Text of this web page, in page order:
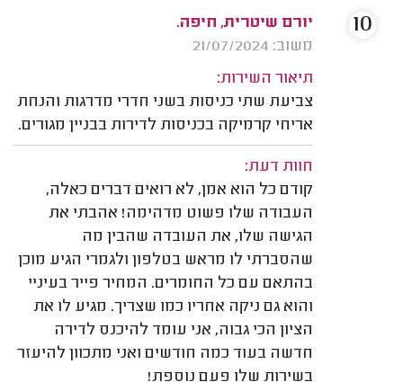
יורם שיטרית, חיפה.
משוב: 21/07/2024
תיאור השירות:
צביעת שתי כניסות בשני חדרי מדרגות והנחת
אריחי קרמיקה בכניסות לדירות בבניין מגורים.
חוות דעת:
קודם כל הוא אמן, לא רואים דברים כאלה,
העבודה שלו פשוט מדהימה! אהבתי את
הגישה שלו, את העובדה שהבין מה
שהסברתי לו מראש בטלפון ולגמרי הגיע מוכן
בהתאם עם כל החומרים. המחיר פייר בעיניי
והוא גם ניקה אחריו כמו שצריך. מגיע לו את
הציון הכי גבוה, אני עומד להיכנס לדירה
חדשה בעוד כמה חודשים ואני מתכוון להיעזר
בשירות שלו פעם נוספת!
10